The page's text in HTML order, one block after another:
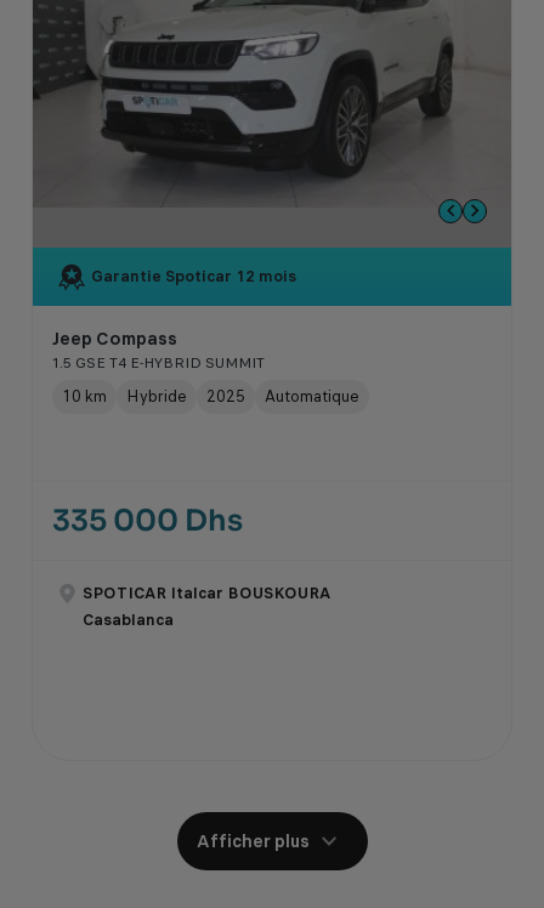
Garantie Spoticar 12 mois
Jeep Compass
1.5 GSE T4 E-HYBRID SUMMIT
10 km Hybride 2025 Automatique
335 000 Dhs
SPOTICAR Italcar BOUSKOURA
Casablanca
Afficher plus